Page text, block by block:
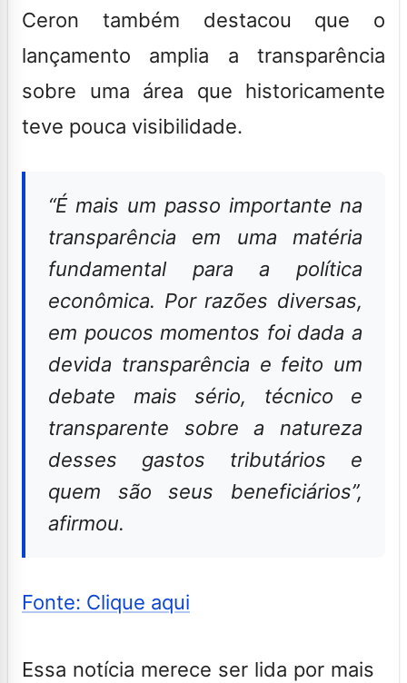
Ceron também destacou que o
lançamento amplia a transparência
sobre uma área que historicamente
teve pouca visibilidade.
“É mais um passo importante na
transparência em uma matéria
fundamental para a política
econômica. Por razões diversas,
em poucos momentos foi dada a
devida transparência e feito um
debate mais sério, técnico e
transparente sobre a natureza
desses gastos tributários e
quem são seus beneficiários”,
afirmou.
Fonte: Clique aqui
Essa notícia merece ser lida por mais